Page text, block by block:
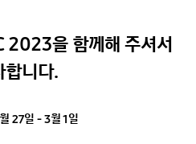
2023을 함께해 주셔서
합니다.
27일 - 3월 1일